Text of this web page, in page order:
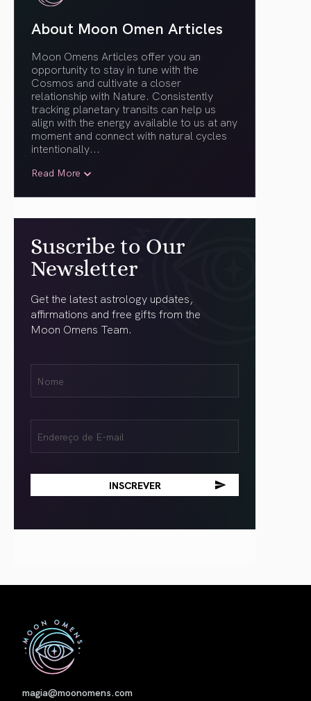
About Moon Omen Articles
Moon Omens Articles offer you an
opportunity to stay in tune with the
Cosmos and cultivate a closer
relationship with Nature. Consistently
tracking planetary transits can help us
align with the energy available to us at any
moment and connect with natural cycles
intentionally...
Read More
Suscribe to Our
Newsletter
Get the latest astrology updates,
affirmations and free gifts from the
Moon Omens Team.
(obrigatório)
(obrigatório)
magia@moonomens.com
Nome